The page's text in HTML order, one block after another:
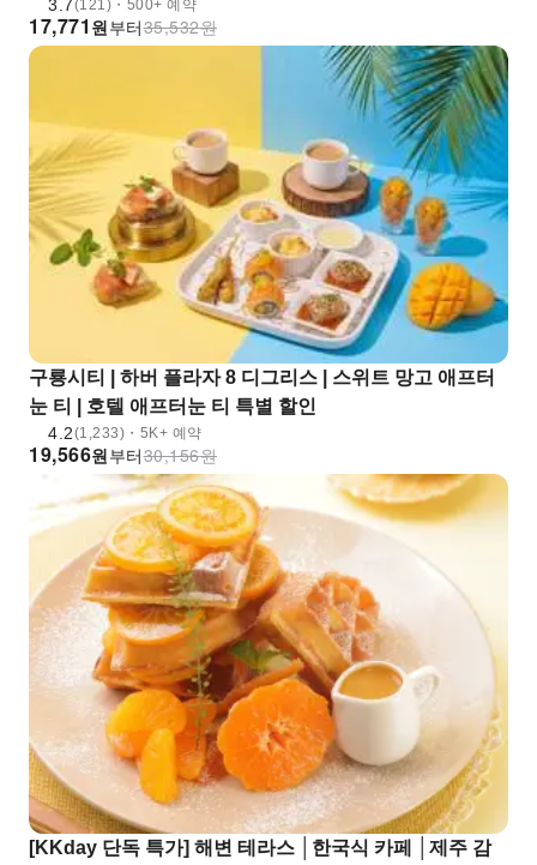
3.7(121)・500+ 예약
원
17,771 부터 원
35,532
구룡시티 | 하버 플라자 8 디그리스 | 스위트 망고 애프터
눈 티 | 호텔 애프터눈 티 특별 할인
4.2(1,233)・5K+ 예약
원
19,566 부터 원
30,156
[KKday 단독 특가] 해변 테라스 │한국식 카페 │제주 감